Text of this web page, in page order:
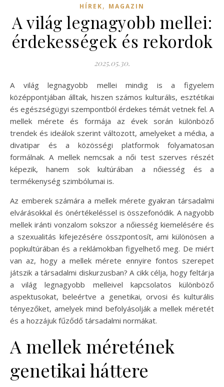
HÍREK, MAGAZIN
A világ legnagyobb mellei:
érdekességek és rekordok
2025.05.30.
A világ legnagyobb mellei mindig is a figyelem
középpontjában álltak, hiszen számos kulturális, esztétikai
és egészségügyi szempontból érdekes témát vetnek fel. A
mellek mérete és formája az évek során különböző
trendek és ideálok szerint változott, amelyeket a média, a
divatipar és a közösségi platformok folyamatosan
formálnak. A mellek nemcsak a női test szerves részét
képezik, hanem sok kultúrában a nőiesség és a
termékenység szimbólumai is.
Az emberek számára a mellek mérete gyakran társadalmi
elvárásokkal és önértékeléssel is összefonódik. A nagyobb
mellek iránti vonzalom sokszor a nőiesség kiemelésére és
a szexualitás kifejezésére összpontosít, ami különösen a
popkultúrában és a reklámokban figyelhető meg. De miért
van az, hogy a mellek mérete ennyire fontos szerepet
játszik a társadalmi diskurzusban? A cikk célja, hogy feltárja
a világ legnagyobb melleivel kapcsolatos különböző
aspektusokat, beleértve a genetikai, orvosi és kulturális
tényezőket, amelyek mind befolyásolják a mellek méretét
és a hozzájuk fűződő társadalmi normákat.
A mellek méretének
genetikai háttere